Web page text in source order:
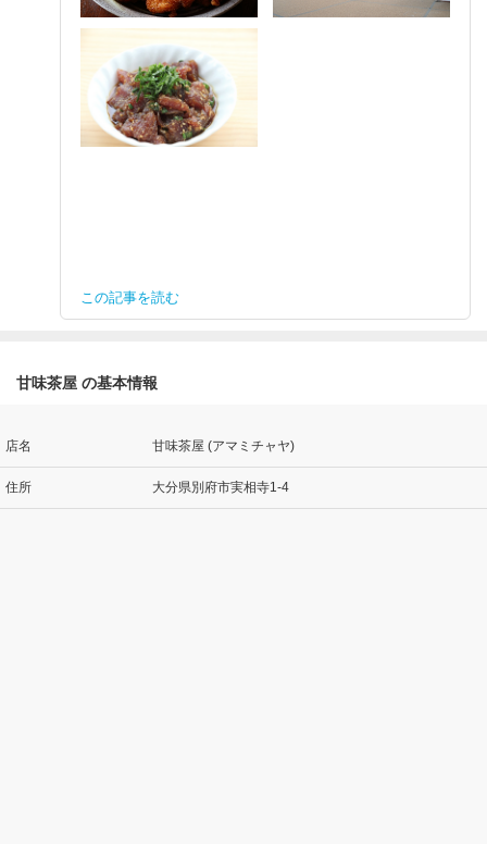
この記事を読む
甘味茶屋 の基本情報
店名 甘味茶屋 (アマミチャヤ)
住所 大分県別府市実相寺1-4